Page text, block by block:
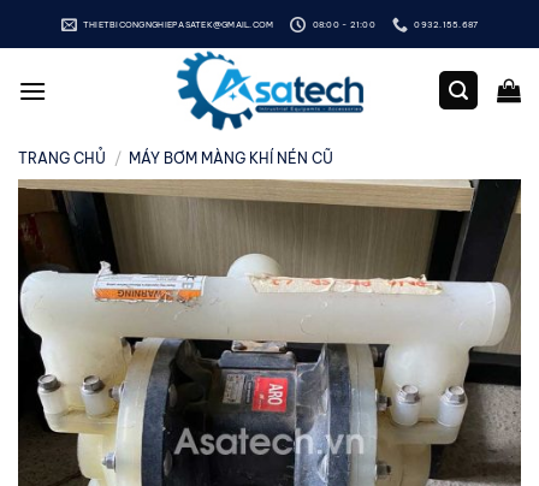
qua
dung
THIETBICONGNGHIEPASATEK@GMAIL.COM 08:00 - 21:00 0932.155.687
TRANG CHỦ / MÁY BƠM MÀNG KHÍ NÉN CŨ